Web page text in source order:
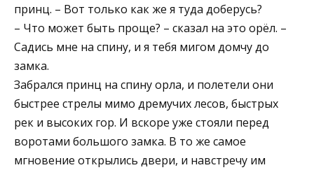
принц. – Вот только как же я туда доберусь?
– Что может быть проще? – сказал на это орёл. –
Садись мне на спину, и я тебя мигом домчу до
замка.
Забрался принц на спину орла, и полетели они
быстрее стрелы мимо дремучих лесов, быстрых
рек и высоких гор. И вскоре уже стояли перед
воротами большого замка. В то же самое
мгновение открылись двери, и навстречу им